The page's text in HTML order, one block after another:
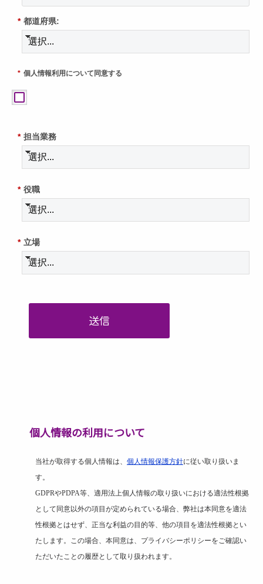
* 都道府県:
* 個人情報利用について同意する
* 担当業務
* 役職
* 立場
送信
個人情報の利用について
当社が取得する個人情報は、 個人情報保護方針に従い取り扱いま
す。
GDPRやPDPA等、適用法上個人情報の取り扱いにおける適法性根拠
として同意以外の項目が定められている場合、弊社は本同意を適法
性根拠とはせず、正当な利益の目的等、他の項目を適法性根拠とい
たします。この場合、本同意は、プライバシーポリシーをご確認い
ただいたことの履歴として取り扱われます。